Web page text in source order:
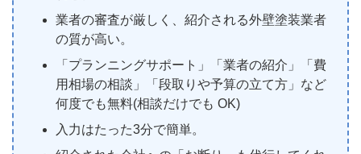
業者の審査が厳しく、紹介される外壁塗装業者
の質が高い。
「プランニングサポート」「業者の紹介」「費
用相場の相談」「段取りや予算の立て方」など
何度でも無料(相談だけでも OK)
入力はたった3分で簡単。